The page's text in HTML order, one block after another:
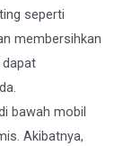
seperti
membersihkan
bawah mobil
Akibatnya,